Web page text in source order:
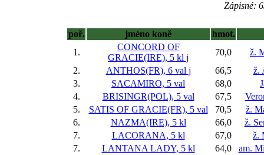
Zápisné:
poř. jméno koně
hmot.
1.
CONCORD OF
GRACIE(IRE), 5 kl j
70,0
ž.
2.
ANTHOS(FR), 6 val j 66,5
ž.
3.
SACAMIRO, 5 val 68,0
4.
BRISINGR(POL), 5 val 67,5
5.
SATIS OF GRACIE(FR), 5 val 70,5
ž.
6.
NAZMA(IRE), 5 kl 66,0
ž.
7.
LACORANA, 5 kl 67,0
ž.
7.
LANTANA LADY, 5 kl 64,0
am.